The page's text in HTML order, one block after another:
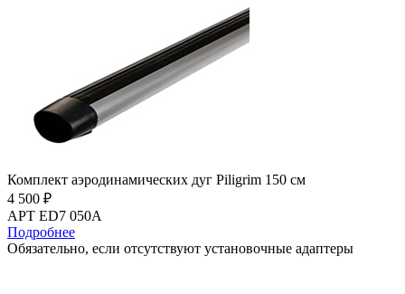
Комплект аэродинамических дуг Piligrim 150 см
4 500 ₽
АРТ ED7 050A
Подробнее
Обязательно, если отсутствуют установочные адаптеры